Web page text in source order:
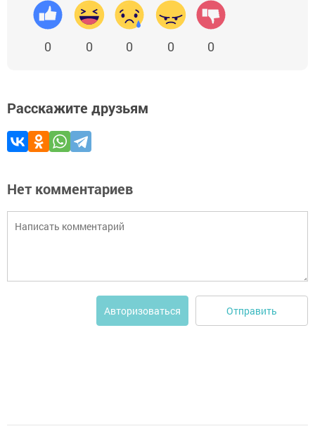
0 0 0 0 0
Расскажите друзьям
Нет комментариев
Авторизоваться Отправить